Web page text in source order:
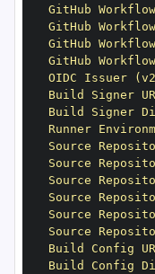
GitHub Workflow
GitHub Workflow
GitHub
GitHub
OIDC Issuer
Build Signer
Build Signer
Runner
Source
Source
Source
Source
Source
Source
Build Config
Build Config